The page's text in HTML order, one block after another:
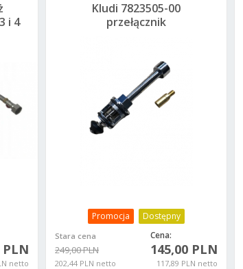
PLN
netto
i 4
Promocja Dostępny
Stara cena
249,00 PLN
202,44 PLN netto
Cena:
145,00 PLN
117,89 PLN netto
Kludi 7823505-00
przełącznik
podtynkowych